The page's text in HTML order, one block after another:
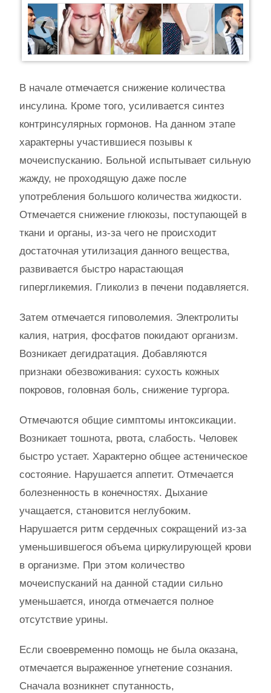
Previous Next
В начале отмечается снижение количества
инсулина. Кроме того, усиливается синтез
контринсулярных гормонов. На данном этапе
характерны участившиеся позывы к
мочеиспусканию. Больной испытывает сильную
жажду, не проходящую даже после
употребления большого количества жидкости.
Отмечается снижение глюкозы, поступающей в
ткани и органы, из-за чего не происходит
достаточная утилизация данного вещества,
развивается быстро нарастающая
гипергликемия. Гликолиз в печени подавляется.
Затем отмечается гиповолемия. Электролиты
калия, натрия, фосфатов покидают организм.
Возникает дегидратация. Добавляются
признаки обезвоживания: сухость кожных
покровов, головная боль, снижение тургора.
Отмечаются общие симптомы интоксикации.
Возникает тошнота, рвота, слабость. Человек
быстро устает. Характерно общее астеническое
состояние. Нарушается аппетит. Отмечается
болезненность в конечностях. Дыхание
учащается, становится неглубоким.
Нарушается ритм сердечных сокращений из-за
уменьшившегося объема циркулирующей крови
в организме. При этом количество
мочеиспусканий на данной стадии сильно
уменьшается, иногда отмечается полное
отсутствие урины.
Если своевременно помощь не была оказана,
отмечается выраженное угнетение сознания.
Сначала возникнет спутанность,